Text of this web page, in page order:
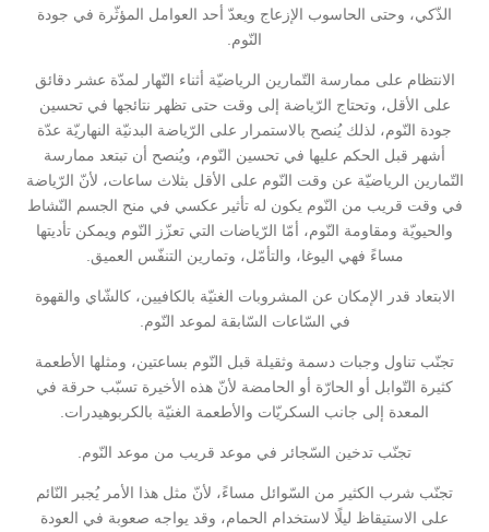
الذّكي، وحتى الحاسوب الإزعاج ويعدّ أحد العوامل المؤثّرة في جودة
النّوم.
الانتظام على ممارسة التّمارين الرياضيّة أثناء النّهار لمدّة عشر دقائق
على الأقل، وتحتاج الرّياضة إلى وقت حتى تظهر نتائجها في تحسين
جودة النّوم، لذلك يُنصح بالاستمرار على الرّياضة البدنيّة النهاريّة عدّة
أشهر قبل الحكم عليها في تحسين النّوم، ويُنصح أن تبتعد ممارسة
التّمارين الرياضيّة عن وقت النّوم على الأقل بثلاث ساعات، لأنّ الرّياضة
في وقت قريب من النّوم يكون له تأثير عكسي في منح الجسم النّشاط
والحيويّة ومقاومة النّوم، أمّا الرّياضات التي تعزّز النّوم ويمكن تأديتها
مساءً فهي اليوغا، والتأمّل، وتمارين التنفّس العميق.
الابتعاد قدر الإمكان عن المشروبات الغنيّة بالكافيين، كالشّاي والقهوة
في السّاعات السّابقة لموعد النّوم.
تجنّب تناول وجبات دسمة وثقيلة قبل النّوم بساعتين، ومثلها الأطعمة
كثيرة التّوابل أو الحارّة أو الحامضة لأنّ هذه الأخيرة تسبّب حرقة في
المعدة إلى جانب السكريّات والأطعمة الغنيّة بالكربوهيدرات.
تجنّب تدخين السّجائر في موعد قريب من موعد النّوم.
تجنّب شرب الكثير من السّوائل مساءً، لأنّ مثل هذا الأمر يُجبر النّائم
على الاستيقاظ ليلًا لاستخدام الحمام، وقد يواجه صعوبة في العودة